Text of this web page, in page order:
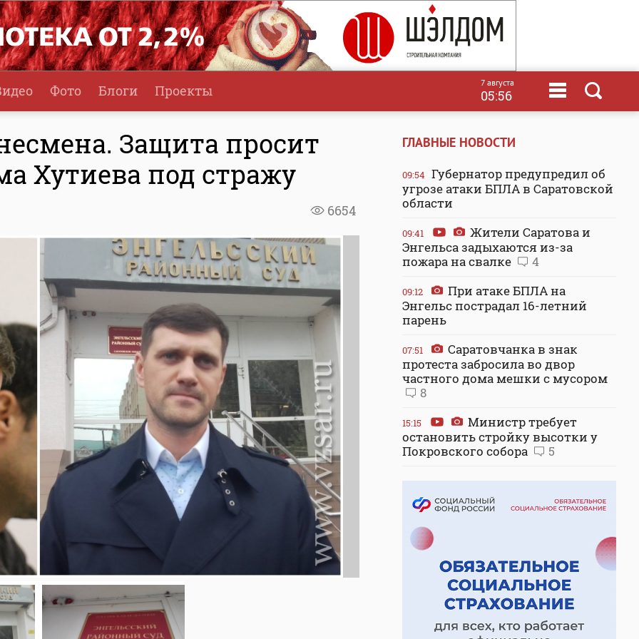
Фото Блоги Проекты 7 августа
05:56
Защита просит
Хутиева под стражу
6654
ГЛАВНЫЕ НОВОСТИ
09:54 Губернатор предупредил об
угрозе атаки БПЛА в Саратовской
области
09:41
Жители Саратова и
Энгельса задыхаются из-за
пожара на свалке
4
09:12
При атаке БПЛА на
Энгельс пострадал 16-летний
парень
07:51
Саратовчанка в знак
протеста забросила во двор
частного дома мешки с мусором
8
15:15
Министр требует
остановить стройку высотки у
Покровского собора
5